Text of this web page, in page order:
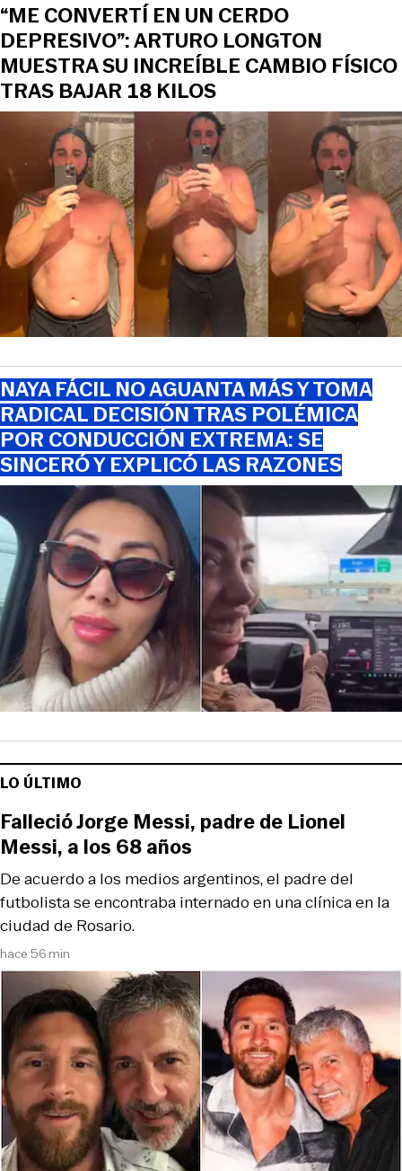
“ME CONVERTÍ EN UN CERDO
DEPRESIVO”: ARTURO LONGTON
MUESTRA SU INCREÍBLE CAMBIO FÍSICO
TRAS BAJAR 18 KILOS
NAYA FÁCIL NO AGUANTA MÁS Y TOMA
RADICAL DECISIÓN TRAS POLÉMICA
POR CONDUCCIÓN EXTREMA: SE
SINCERÓ Y EXPLICÓ LAS RAZONES
LO ÚLTIMO
hace 56 min
De acuerdo a los medios argentinos, el padre del
futbolista se encontraba internado en una clínica en la
ciudad de Rosario.
Falleció Jorge Messi, padre de Lionel
Messi, a los 68 años